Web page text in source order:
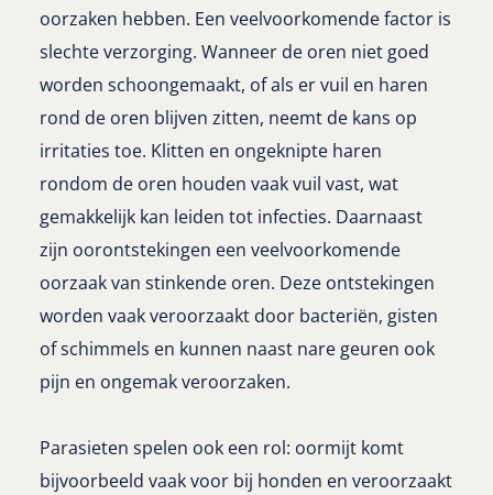
oorzaken hebben. Een veelvoorkomende factor is
slechte verzorging. Wanneer de oren niet goed
worden schoongemaakt, of als er vuil en haren
rond de oren blijven zitten, neemt de kans op
irritaties toe. Klitten en ongeknipte haren
rondom de oren houden vaak vuil vast, wat
gemakkelijk kan leiden tot infecties. Daarnaast
zijn oorontstekingen een veelvoorkomende
oorzaak van stinkende oren. Deze ontstekingen
worden vaak veroorzaakt door bacteriën, gisten
of schimmels en kunnen naast nare geuren ook
pijn en ongemak veroorzaken.
Parasieten spelen ook een rol: oormijt komt
bijvoorbeeld vaak voor bij honden en veroorzaakt